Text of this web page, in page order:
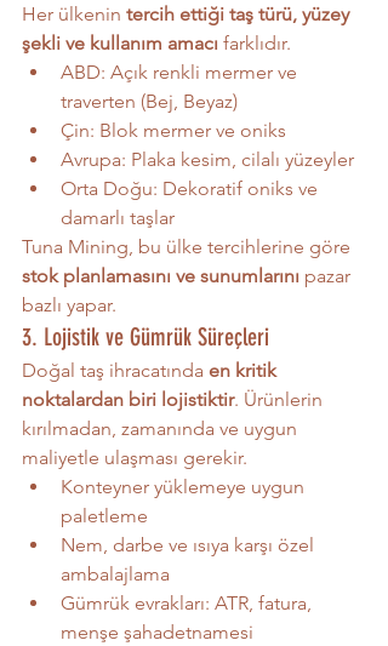
Her ülkenin tercih ettiği taş türü, yüzey
şekli ve kullanım amacı farklıdır.
ABD: Açık renkli mermer ve
traverten (Bej, Beyaz)
Çin: Blok mermer ve oniks
Avrupa: Plaka kesim, cilalı yüzeyler
Orta Doğu: Dekoratif oniks ve
damarlı taşlar
Tuna Mining, bu ülke tercihlerine göre
stok planlamasını ve sunumlarını pazar
bazlı yapar.
3. Lojistik ve Gümrük Süreçleri
Doğal taş ihracatında en kritik
noktalardan biri lojistiktir. Ürünlerin
kırılmadan, zamanında ve uygun
maliyetle ulaşması gerekir.
Konteyner yüklemeye uygun
paletleme
Nem, darbe ve ısıya karşı özel
ambalajlama
Gümrük evrakları: ATR, fatura,
menşe şahadetnamesi